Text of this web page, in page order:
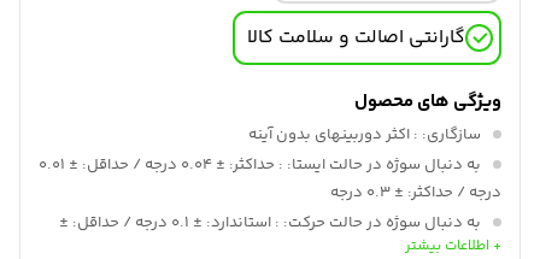
گارانتی اصالت و سلامت کالا
ویژگی های محصول
سازگاری: : اکثر دوربینهای بدون آینه
به دنبال سوژه در حالت ایستا:
: حداکثر: ± 0.04 درجه / حداقل: ± 0.01
درجه / حداکثر: ± 0.3 درجه
به دنبال سوژه در حالت حرکت:
: استاندارد: ± 0.1 درجه / حداقل: ±
0.05 درجه
+ اطلاعات بیشتر